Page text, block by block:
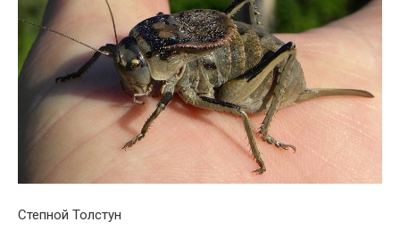
Степной Толстун